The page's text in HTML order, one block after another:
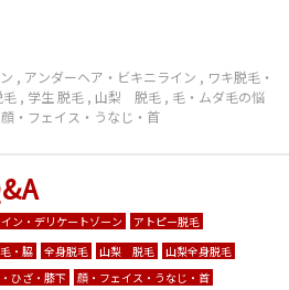
, アンダーヘア・ビキニライン , ワキ脱毛・
毛 , 学生 脱毛 , 山梨 脱毛 , 毛・ムダ毛の悩
顔・フェイス・うなじ・首
ン・デリケートゾーン
アトピー脱毛
・脇 全身脱毛 山梨 脱毛
山梨全身脱毛
ひざ・膝下 顔・フェイス・うなじ・首